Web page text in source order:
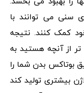
سنی می توانند با
کمک کنند. نتیجه
از آنچه هستید به
بوتاکس بدن شما را
بیشتری تولید کند